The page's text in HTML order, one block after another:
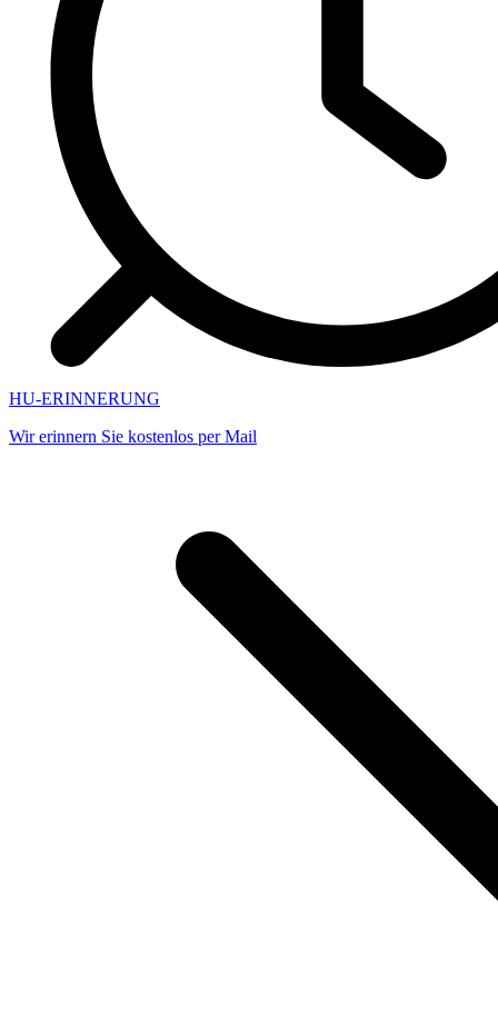
HU-ERINNERUNG
Wir erinnern Sie kostenlos per Mail